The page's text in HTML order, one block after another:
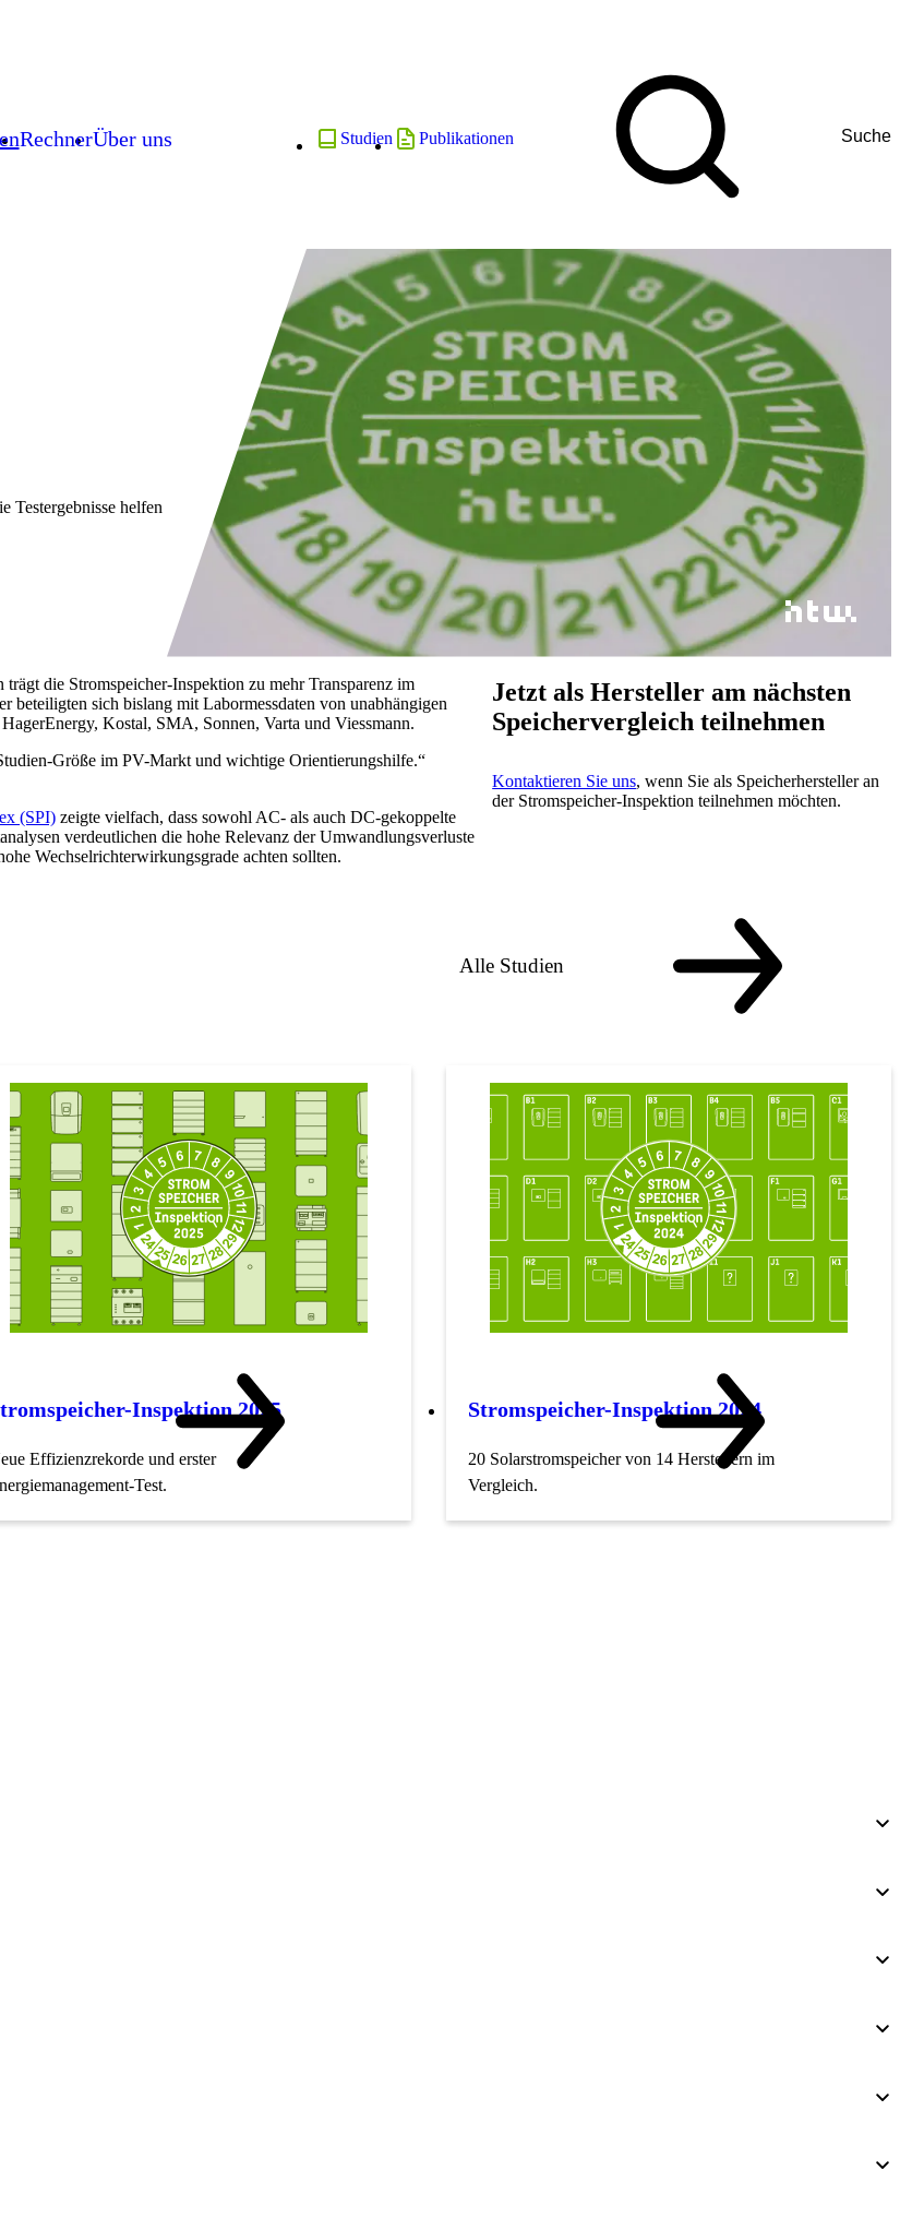
Suche
RechnerÜber uns Studien Publikationen
Testergebnisse helfen
die Stromspeicher-Inspektion zu mehr Transparenz im
beteiligten sich bislang mit Labormessdaten von unabhängigen
Kostal, SMA, Sonnen, Varta und Viessmann.
Größe im PV-Markt und wichtige Orientierungshilfe.“
(SPI) zeigte vielfach, dass sowohl AC- als auch DC-gekoppelte
verdeutlichen die hohe Relevanz der Umwandlungsverluste
Wechselrichterwirkungsgrade achten sollten.
Jetzt als Hersteller am nächsten
Speichervergleich teilnehmen
Kontaktieren Sie uns, wenn Sie als Speicherhersteller an
der Stromspeicher-Inspektion teilnehmen möchten.
Inspektion 2025
Effizienzrekorde und erster
Test.
Stromspeicher-Inspektion 2024
20 Solarstromspeicher von 14 Herstellern im
Vergleich.
Alle Studien